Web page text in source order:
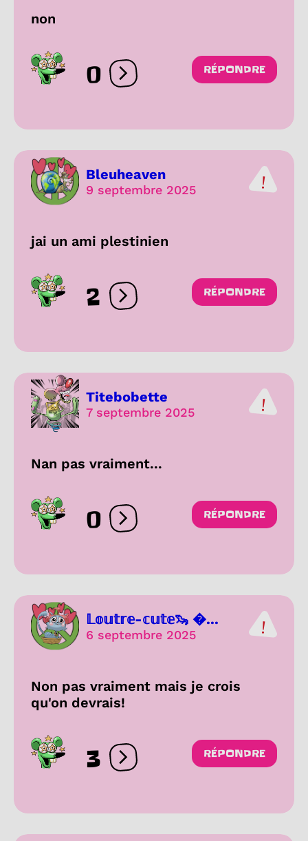
non
0 Ouvrir les réactions
RÉPONDRE
Bleuheaven
9 septembre 2025
jai un ami plestinien
2 Ouvrir les réactions
RÉPONDRE
Titebobette
7 septembre 2025
Nan pas vraiment...
0 Ouvrir les réactions
RÉPONDRE
𝕃𝕠𝕦𝕥𝕣𝕖-𝕔𝕦𝕥𝕖🦦 ...
6 septembre 2025
Non pas vraiment mais je crois
qu'on devrais!
3 Ouvrir les réactions
RÉPONDRE